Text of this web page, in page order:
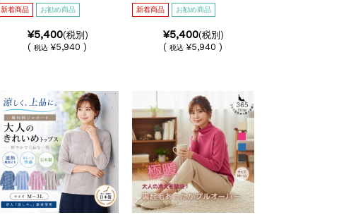
新着商品 お勧め商品
¥5,400(税別)
(税込 ¥5,940 )
新着商品 お勧め商品
¥5,400(税別)
(税込 ¥5,940 )